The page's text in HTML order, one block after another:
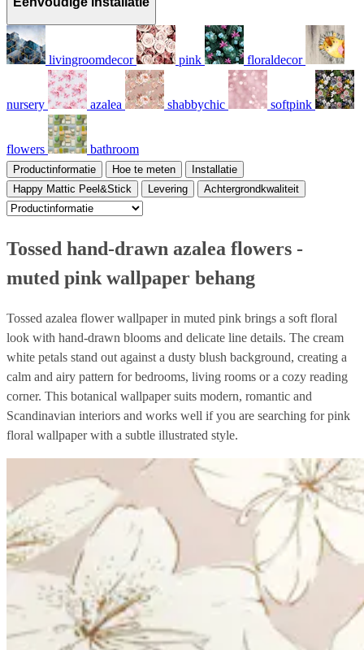
livingroomdecor pink floraldecor
nursery azalea shabbychic softpink
flowers bathroom
Productinformatie Hoe te meten
Installatie
Happy Mattic Peel&Stick
Levering Achtergrondkwaliteit
Tossed hand-drawn azalea flowers -
muted pink wallpaper behang
Tossed azalea flower wallpaper in muted pink brings a soft floral
look with hand-drawn blooms and delicate line details. The cream
white petals stand out against a dusty blush background, creating a
calm and airy pattern for bedrooms, living rooms or a cozy reading
corner. This botanical wallpaper suits modern, romantic and
Scandinavian interiors and works well if you are searching for pink
floral wallpaper with a subtle illustrated style.